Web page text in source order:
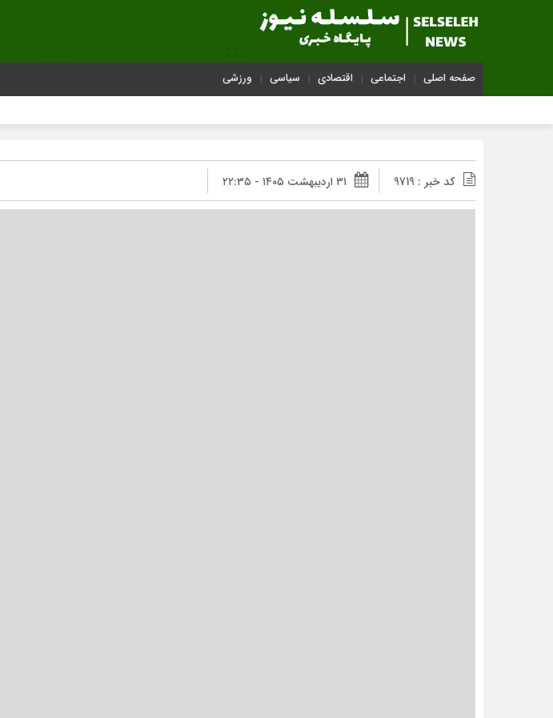
صفحه اصلی اجتماعی اقتصادی سیاسی ورزشی
کد خبر : 9719 ۳۱ اردیبهشت ۱۴۰۵ - ۲۲:۳۵